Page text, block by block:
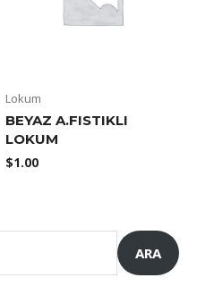
Lokum
BEYAZ A.FISTIKLI
LOKUM
$1.00
ARA